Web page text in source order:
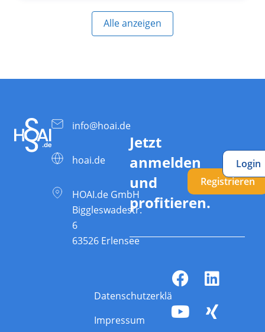
Alle anzeigen
info@hoai.de
hoai.de
HOAI.de GmbH
Biggleswadestr.
6
63526 Erlensee
Jetzt
anmelden
und
profitieren.
Registrieren
Login
Datenschutzerklärung
Impressum